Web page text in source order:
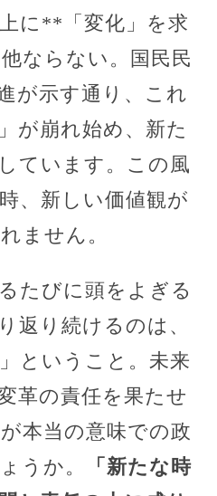
に**「変化」を求
ならない。国民民
が示す通り、これ
が崩れ始め、新た
ています。この風
、新しい価値観が
ません。
たびに頭をよぎる
返り続けるのは、
ということ。未来
革の責任を果たせ
本当の意味での政
うか。
「新たな時